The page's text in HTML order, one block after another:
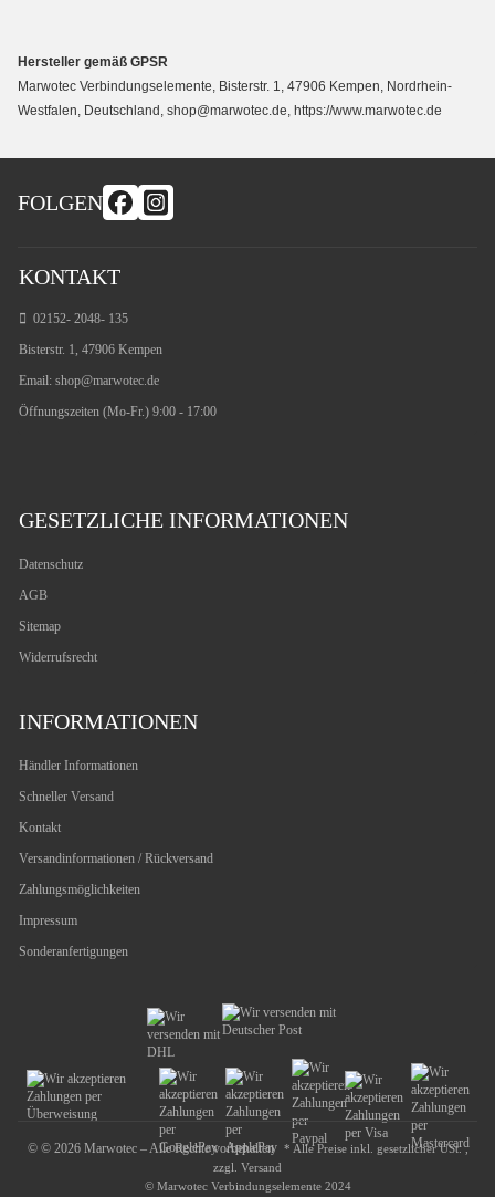
Hersteller gemäß GPSR
Marwotec Verbindungselemente, Bisterstr. 1, 47906 Kempen, Nordrhein-
Westfalen, Deutschland, shop@marwotec.de, https://www.marwotec.de
FOLGEN
KONTAKT
02152- 2048- 135
Bisterstr. 1, 47906 Kempen
Email: shop@marwotec.de
Öffnungszeiten (Mo-Fr.) 9:00 - 17:00
GESETZLICHE INFORMATIONEN
Datenschutz
AGB
Sitemap
Widerrufsrecht
INFORMATIONEN
Händler Informationen
Schneller Versand
Kontakt
Versandinformationen / Rückversand
Zahlungsmöglichkeiten
Impressum
Sonderanfertigungen
© © 2026 Marwotec – Alle Rechte vorbehalten * Alle Preise inkl. gesetzlicher USt. ,
zzgl. Versand
© Marwotec Verbindungselemente 2024